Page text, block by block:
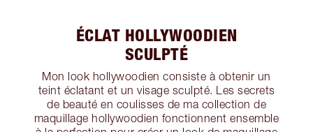
ÉCLAT HOLLYWOODIEN
SCULPTÉ
Mon look hollywoodien consiste à obtenir un
teint éclatant et un visage sculpté. Les secrets
de beauté en coulisses de ma collection de
maquillage hollywoodien fonctionnent ensemble